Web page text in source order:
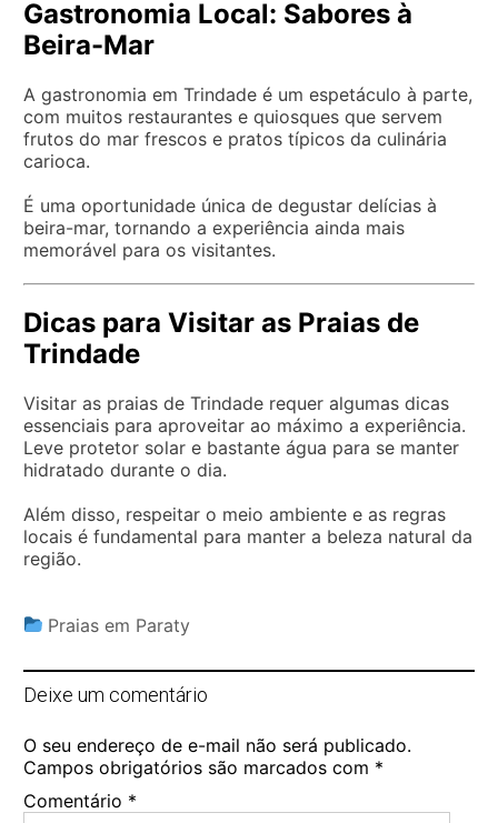
Gastronomia Local: Sabores à
Beira-Mar
A gastronomia em Trindade é um espetáculo à parte,
com muitos restaurantes e quiosques que servem
frutos do mar frescos e pratos típicos da culinária
carioca.
É uma oportunidade única de degustar delícias à
beira-mar, tornando a experiência ainda mais
memorável para os visitantes.
Dicas para Visitar as Praias de
Trindade
Visitar as praias de Trindade requer algumas dicas
essenciais para aproveitar ao máximo a experiência.
Leve protetor solar e bastante água para se manter
hidratado durante o dia.
Além disso, respeitar o meio ambiente e as regras
locais é fundamental para manter a beleza natural da
região.
Praias em Paraty
Deixe um comentário
O seu endereço de e-mail não será publicado.
Campos obrigatórios são marcados com *
Comentário *